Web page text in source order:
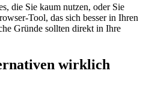
die Sie kaum nutzen, oder Sie
das sich besser in Ihren
Gründe sollten direkt in Ihre
wirklich